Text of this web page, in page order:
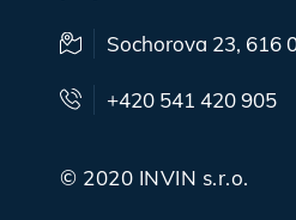
Sochorova 23, 616
+420 541 420 905
© 2020 INVIN s.r.o.